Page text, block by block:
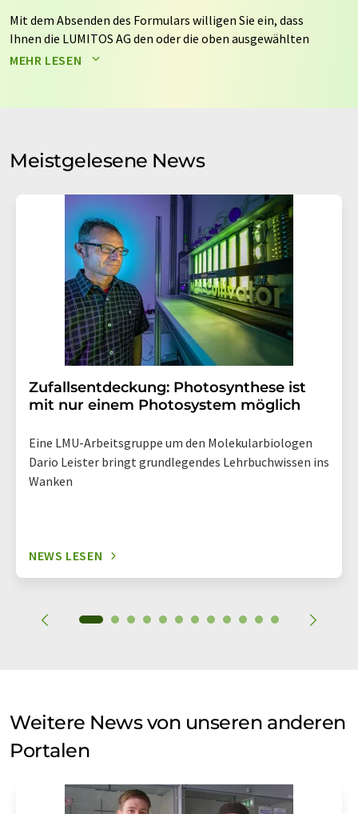
Mit dem Absenden des Formulars willigen Sie ein, dass
Ihnen die LUMITOS AG den oder die oben ausgewählten
Newsletter per E-Mail zusendet. Ihre Daten werden
auf Basis unsererDatenschutzerklärung. LUMITOS darf
Meinungsforschung per E-Mail kontaktieren. Ihre
Einwilligung können Sie jederzeit ohne Angabe von
Str. 2, 12489 Berlin oder per E-Mail unter
widerruf@lumitos.com mit Wirkung für die Zukunft
widerrufen. Zudem ist in jeder E-Mail ein Link zur
Abbestellung des entsprechenden Newsletters
enthalten.
MEHR LESEN
Meistgelesene News
Zufallsentdeckung: Photosynthese ist
mit nur einem Photosystem möglich
Eine LMU-Arbeitsgruppe um den Molekularbiologen
Dario Leister bringt grundlegendes Lehrbuchwissen ins
Wanken
NEWS LESEN
Weitere News von unseren anderen
Portalen